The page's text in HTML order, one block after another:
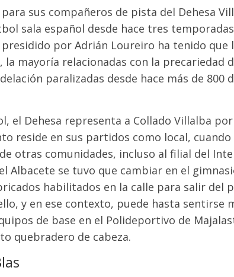
sus compañeros de pista del Dehesa
sala español desde hace tres
presidido por Adrián Loureiro ha tenido
mayoría relacionadas con la precariedad
paralizadas desde hace más de 800
el Dehesa representa a Collado Villalba
reside en sus partidos como local,
otras comunidades, incluso al filial del
Albacete se tuvo que cambiar en el
habilitados en la calle para salir del
y en ese contexto, puede hasta sentirse
de base en el Polideportivo de
quebradero de cabeza.